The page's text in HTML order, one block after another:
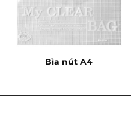
Bìa nút A4